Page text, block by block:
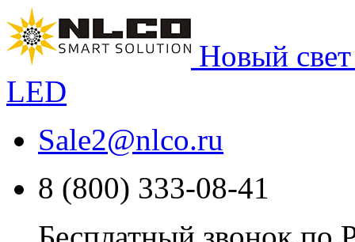
Новый
LED
Sale2@nlco.ru
8 (800) 333-08-41